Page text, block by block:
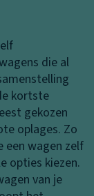
die al
kortste
gekozen
oplages. Zo
een wagen zelf
opties kiezen.
van je